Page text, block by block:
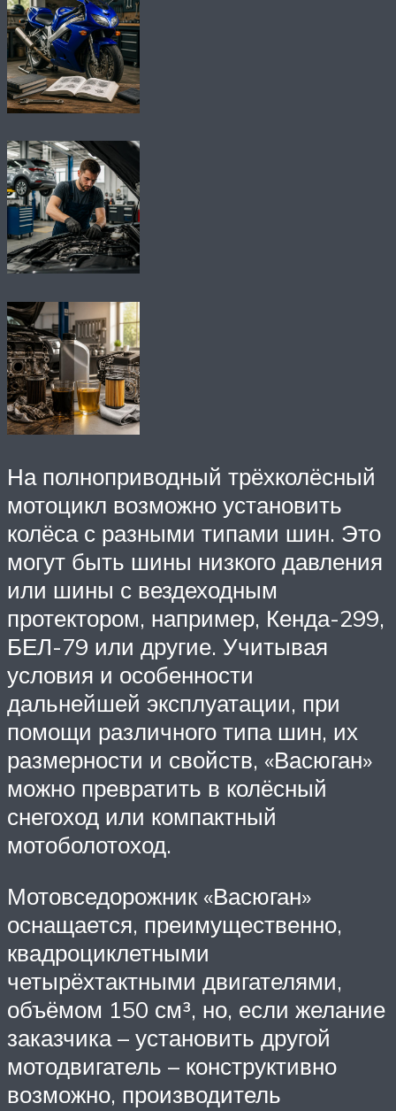
На полноприводный трёхколёсный
мотоцикл возможно установить
колёса с разными типами шин. Это
могут быть шины низкого давления
или шины с вездеходным
протектором, например, Кенда-299,
БЕЛ-79 или другие. Учитывая
условия и особенности
дальнейшей эксплуатации, при
помощи различного типа шин, их
размерности и свойств, «Васюган»
можно превратить в колёсный
снегоход или компактный
мотоболотоход.
Мотовседорожник «Васюган»
оснащается, преимущественно,
квадроциклетными
четырёхтактными двигателями,
объёмом 150 см³, но, если желание
заказчика – установить другой
мотодвигатель – конструктивно
возможно, производитель